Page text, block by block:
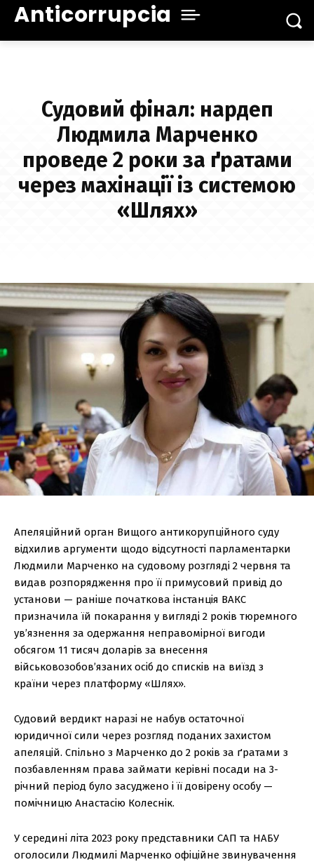
Anticorrupcia
Судовий фінал: нардеп
Людмила Марченко
проведе 2 роки за ґратами
через махінації із системою
«Шлях»
Апеляційний орган Вищого антикорупційного суду
відхилив аргументи щодо відсутності парламентарки
Людмили Марченко на судовому розгляді 2 червня та
видав розпорядження про її примусовий привід до
установи — раніше початкова інстанція ВАКС
призначила їй покарання у вигляді 2 років тюремного
ув’язнення за одержання неправомірної вигоди
обсягом 11 тисяч доларів за внесення
військовозобов’язаних осіб до списків на виїзд з
країни через платформу «Шлях».
Судовий вердикт наразі не набув остаточної
юридичної сили через розгляд поданих захистом
апеляцій. Спільно з Марченко до 2 років за ґратами з
позбавленням права займати керівні посади на 3-
річний період було засуджено і її довірену особу —
помічницю Анастасію Колеснік.
У середині літа 2023 року представники САП та НАБУ
оголосили Людмилі Марченко офіційне звинувачення